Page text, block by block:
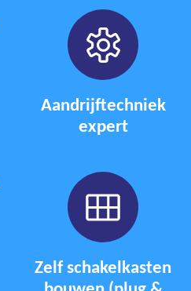
Aandrijftechniek
expert
Zelf schakelkasten